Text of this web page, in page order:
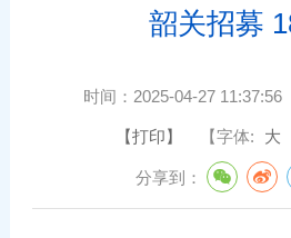
韶关招募
时间： 2025-04-27 11:37:56
【打印】 【字体: 大
分享到：